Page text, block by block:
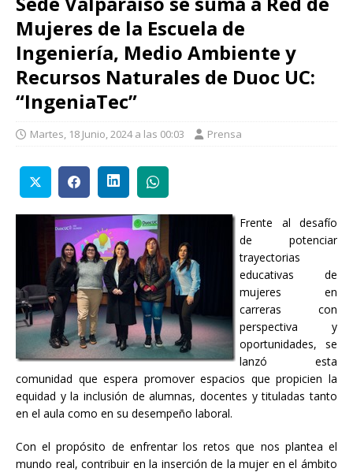
Mujeres de la Escuela de
Ingeniería, Medio Ambiente y
Recursos Naturales de Duoc UC:
“IngeniaTec”
Martes, 18 Junio, 2024 a las 00:03 Prensa
Frente al desafío
de potenciar
trayectorias
educativas de
mujeres en
carreras con
perspectiva y
oportunidades, se
lanzó esta
comunidad que espera promover espacios que propicien la
equidad y la inclusión de alumnas, docentes y tituladas tanto
en el aula como en su desempeño laboral.
Con el propósito de enfrentar los retos que nos plantea el
mundo real, contribuir en la inserción de la mujer en el ámbito